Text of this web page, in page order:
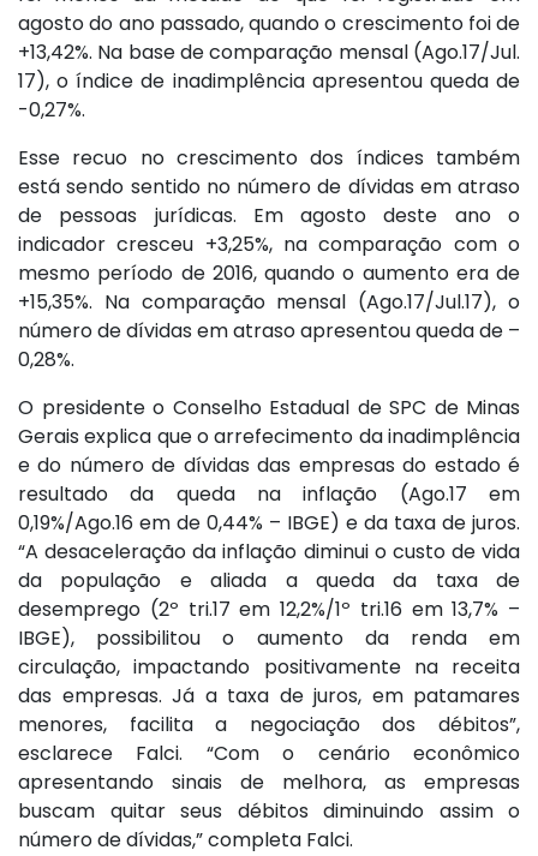
agosto do ano passado, quando o crescimento foi de
+13,42%. Na base de comparação mensal (Ago.17/Jul.
17), o índice de inadimplência apresentou queda de
-0,27%.
Esse recuo no crescimento dos índices também
está sendo sentido no número de dívidas em atraso
de pessoas jurídicas. Em agosto deste ano o
indicador cresceu +3,25%, na comparação com o
mesmo período de 2016, quando o aumento era de
+15,35%. Na comparação mensal (Ago.17/Jul.17), o
número de dívidas em atraso apresentou queda de –
0,28%.
O presidente o Conselho Estadual de SPC de Minas
Gerais explica que o arrefecimento da inadimplência
e do número de dívidas das empresas do estado é
resultado da queda na inflação (Ago.17 em
0,19%/Ago.16 em de 0,44% – IBGE) e da taxa de juros.
“A desaceleração da inflação diminui o custo de vida
da população e aliada a queda da taxa de
desemprego (2º tri.17 em 12,2%/1º tri.16 em 13,7% –
IBGE), possibilitou o aumento da renda em
circulação, impactando positivamente na receita
das empresas. Já a taxa de juros, em patamares
menores, facilita a negociação dos débitos”,
esclarece Falci. “Com o cenário econômico
apresentando sinais de melhora, as empresas
buscam quitar seus débitos diminuindo assim o
número de dívidas,” completa Falci.